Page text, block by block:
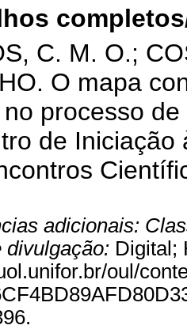
C. M. O.;
O mapa
processo
de Iniciação
adicionais:
divulgação: Digital;
oul/